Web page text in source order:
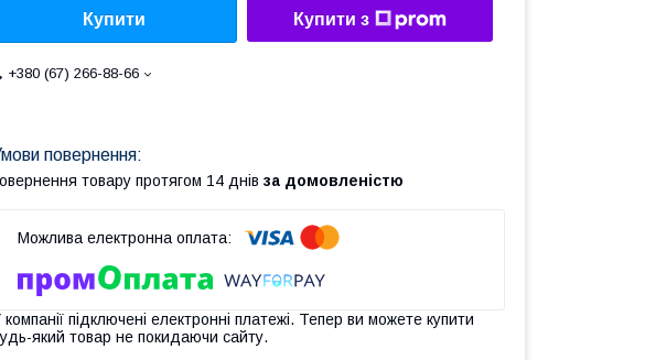
Купити Купити з
+380 (67) 266-88-66
товару протягом 14 днів за домовленістю
компанії підключені електронні платежі. Тепер ви можете купити
який товар не покидаючи сайту.